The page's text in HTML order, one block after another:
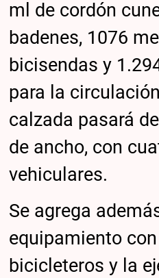
ml de cordón
badenes, 1076
bicisendas y
para la
calzada pasará
de ancho, con
vehiculares.
Se agrega
equipamiento
bicicleteros y la